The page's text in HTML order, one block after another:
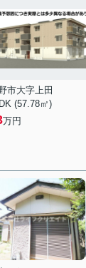
市大字上田
(57.78㎡)
万円